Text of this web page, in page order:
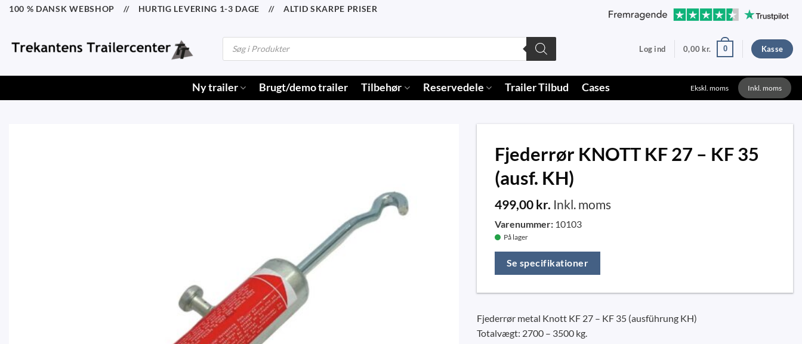
Fortsæt
100 % DANSK WEBSHOP // HURTIG LEVERING 1-3 DAGE // ALTID SKARPE PRISER
Products
search
Log ind 0,00 kr. 0 Kasse
Ny trailer Brugt/demo trailer Tilbehør Reservedele Trailer Tilbud Cases Ekskl. moms Inkl. moms
Fjederrør KNOTT KF 27 – KF 35
(ausf. KH)
499,00 kr. Inkl. moms
Varenummer: 10103
På lager
Se specifikationer
Fjederrør metal Knott KF 27 – KF 35 (ausführung KH)
Totalvægt: 2700 – 3500 kg.